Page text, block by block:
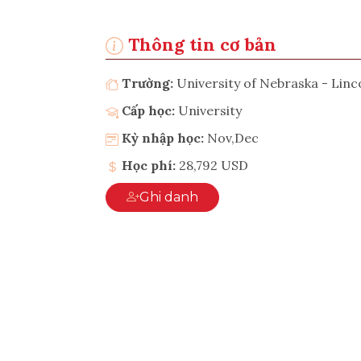
Thông tin cơ bản
Trường: University of Nebraska -
Cấp học: University
Kỳ nhập học: Nov,Dec
Học phí: 28,792 USD
Ghi danh